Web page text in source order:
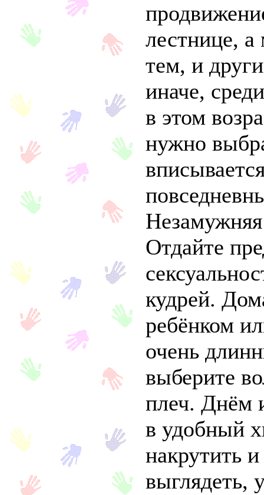
лестнице,
тем, и
иначе,
в этом
нужно
Отдайте
кудрей.
ребёнком
очень
выберите
плеч. Днём
в удобный
накрутить
выглядеть,